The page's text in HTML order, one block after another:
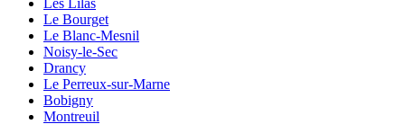
Les Lilas
Le Bourget
Le Blanc-Mesnil
Noisy-le-Sec
Drancy
Le Perreux-sur-Marne
Bobigny
Montreuil